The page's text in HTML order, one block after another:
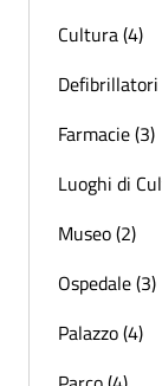
Cultura (4)
Defibrillatori
Farmacie (3)
Luoghi di
Museo (2)
Ospedale (3)
Palazzo (4)